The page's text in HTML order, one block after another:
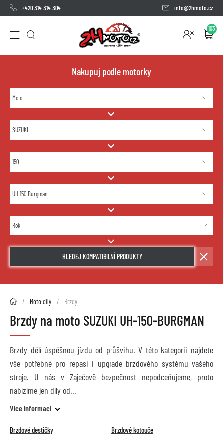
+420 314 314 304 info@2hmoto.cz
103
Nakupuj podle motorky
HLEDEJ KOMPATIBILNÍ PRODUKTY
2HMOTO.cz Moto díly Brzdy
Brzdy na moto SUZUKI UH-150-BURGMAN
Brzdy dělí úspěšnou jízdu od průšvihu. V této kategorii najdete
vše potřebné pro repasi i upgrade brzdového systému vašeho
stroje. U nás v Zaječově bezpečnost nepodceňujeme, proto
nabízíme jen díly od
Více informací
Brzdové destičky
Brzdové kotouče